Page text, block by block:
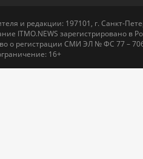
и редакции: 197101, г. Санкт-
ITMO.NEWS зарегистрировано в
о регистрации СМИ ЭЛ № ФС 77 –
16+